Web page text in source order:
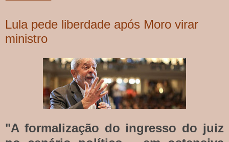
Lula pede liberdade após Moro virar
ministro
"A formalização do ingresso do juiz